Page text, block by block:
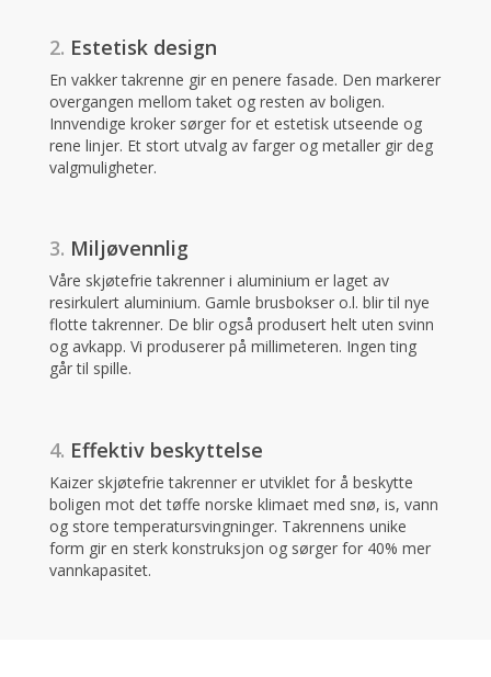
2. Estetisk design
En vakker takrenne gir en penere fasade. Den markerer
overgangen mellom taket og resten av boligen.
Innvendige kroker sørger for et estetisk utseende og
rene linjer. Et stort utvalg av farger og metaller gir deg
valgmuligheter.
3. Miljøvennlig
Våre skjøtefrie takrenner i aluminium er laget av
resirkulert aluminium. Gamle brusbokser o.l. blir til nye
flotte takrenner. De blir også produsert helt uten svinn
og avkapp. Vi produserer på millimeteren. Ingen ting
går til spille.
4. Effektiv beskyttelse
Kaizer skjøtefrie takrenner er utviklet for å beskytte
boligen mot det tøffe norske klimaet med snø, is, vann
og store temperatursvingninger. Takrennens unike
form gir en sterk konstruksjon og sørger for 40% mer
vannkapasitet.